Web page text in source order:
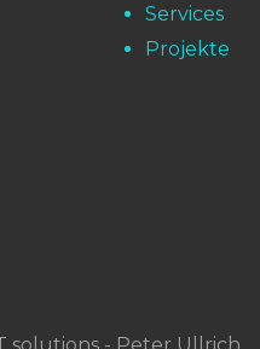
Services
Projekte
solutions - Peter Ullrich